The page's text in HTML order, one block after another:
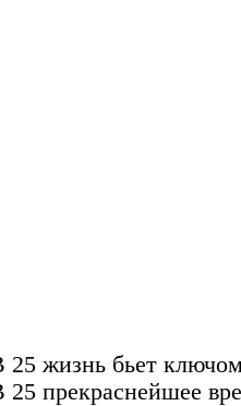
25 жизнь бьет
25 прекраснейшее